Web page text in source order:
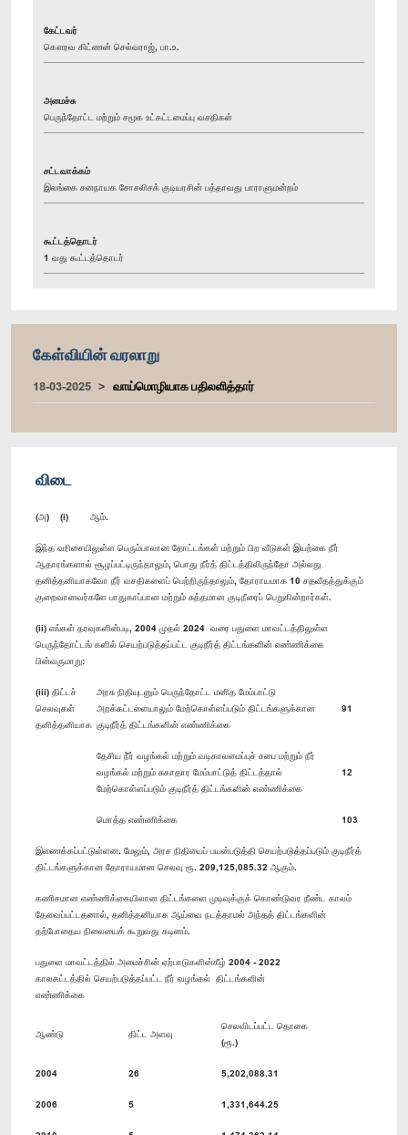
கேட்டவர்
கௌரவ கிட்ணன் செல்வராஜ், பா.உ.
அமைச்சு
பெருந்தோட்ட மற்றும் சமூக உட்கட்டமைப்பு வசதிகள்
சட்டவாக்கம்
இலங்கை சனநாயக சோசலிசக் குடியரசின் பத்தாவது பாராளுமன்றம்
கூட்டத்தொடர்
1 வது கூட்டத்தொடர்
கேள்வியின் வரலாறு
18-03-2025 வாய்மொழியாக பதிலளித்தார்
விடை
(அ) (i) ஆம்.
இந்த வரிசையிலுள்ள பெரும்பாலான தோட்டங்கள் மற்றும் பிற வீடுகள் இயற்கை நீர்
ஆதாரங்களால் சூழப்பட்டிருந்தாலும், பொது நீர்த் திட்டத்திலிருந்தோ அல்லது
தனித்தனியாகவோ நீர் வசதிகளைப் பெற்றிருந்தாலும், தோராயமாக 10 சதவீதத்துக்கும்
குறைவானவர்களே பாதுகாப்பான மற்றும் சுத்தமான குடிநீரைப் பெறுகின்றார்கள்.
(ii) எங்கள் தரவுகளின்படி, 2004 முதல் 2024 வரை பதுளை மாவட்டத்திலுள்ள
பெருந்தோட்டங் களில் செயற்படுத்தப்பட்ட குடிநீர்த் திட்டங்களின் எண்ணிக்கை
பின்வருமாறு:
அரசு நிதியுடனும் பெருந்தோட்ட மனித மேம்பாட்டு
அறக்கட்டளையாலும் மேற்கொள்ளப்படும் திட்டங்களுக்கான
குடிநீர்த் திட்டங்களின் எண்ணிக்கை
91
தேசிய நீ்ர் வழங்கல் மற்றும் வடிகாலமைப்புச் சபை மற்றும் நீர்
வழங்கல் மற்றும் சுகாதார மேம்பாட்டுத் திட்டத்தால்
மேற்கொள்ளப்படும் குடிநீர்த் திட்டங்களின் எண்ணிக்கை
12
மொத்த எண்ணிக்கை 103
(iii) திட்டச்
செலவுகள்
தனித்தனியாக
இணைக்கப்பட்டுள்ளன. மேலும், அரச நிதியைப் பயன்படுத்தி செயற்படுத்தப்படும் குடிநீர்த்
திட்டங்களுக்கான தோராயமான செலவு ரூ. 209,125,085.32 ஆகும்.
கணிசமான எண்ணிக்கையிலான திட்டங்களை முடிவுக்குக் கொண்டுவர நீண்ட காலம்
தேவைப்பட்டதனால், தனித்தனியாக ஆய்வை நடத்தாமல் அந்தத் திட்டங்களின்
தற்போதைய நிலையைக் கூறுவது கடினம்.
பதுளை மாவட்டத்தில் அமைச்சின் ஏற்பாடுகளின்கீழ் 2004 - 2022
காலகட்டத்தில் செயற்படுத்தப்பட்ட நீர் வழங்கல் திட்டங்களின்
எண்ணிக்கை
ஆண்டு திட்ட அளவு
செலவிடப்பட்ட தொகை
(ரூ.)
2004 26 5,202,088.31
2006 5 1,331,644.25